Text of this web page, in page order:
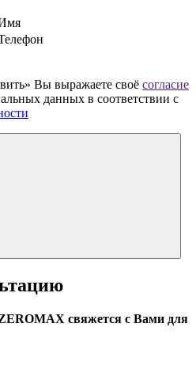
Вы выражаете своё согласие
данных в соответствии с
свяжется с Вами для